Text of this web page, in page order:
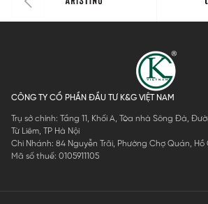
CÔNG TY CỔ PHẦN ĐẦU TƯ K&G VIỆT NAM
Trụ sở chính: Tầng 11, Khối A, Tòa nhà Sông Đà,
Từ Liêm, TP Hà Nội
Chi Nhánh: 84 Nguyễn Trãi, Phường Chợ Quán, Hồ
Mã số thuế: 0105911105